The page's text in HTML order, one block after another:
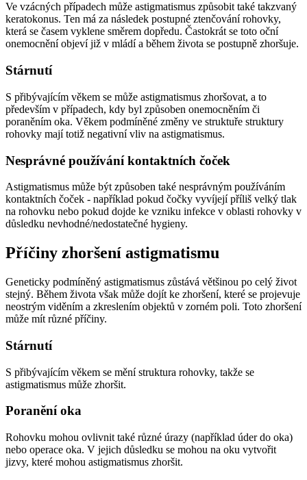
Ve vzácných případech může astigmatismus způsobit také takzvaný
keratokonus. Ten má za následek postupné ztenčování rohovky,
která se časem vyklene směrem dopředu. Častokrát se toto oční
onemocnění objeví již v mládí a během života se postupně zhoršuje.
Stárnutí
S přibývajícím věkem se může astigmatismus zhoršovat, a to
především v případech, kdy byl způsoben onemocněním či
poraněním oka. Věkem podmíněné změny ve struktuře struktury
rohovky mají totiž negativní vliv na astigmatismus.
Nesprávné používání kontaktních čoček
Astigmatismus může být způsoben také nesprávným používáním
kontaktních čoček - například pokud čočky vyvíjejí příliš velký tlak
na rohovku nebo pokud dojde ke vzniku infekce v oblasti rohovky v
důsledku nevhodné/nedostatečné hygieny.
Příčiny zhoršení astigmatismu
Geneticky podmíněný astigmatismus zůstává většinou po celý život
stejný. Během života však může dojít ke zhoršení, které se projevuje
neostrým viděním a zkreslením objektů v zorném poli. Toto zhoršení
může mít různé příčiny.
Stárnutí
S přibývajícím věkem se mění struktura rohovky, takže se
astigmatismus může zhoršit.
Poranění oka
Rohovku mohou ovlivnit také různé úrazy (například úder do oka)
nebo operace oka. V jejich důsledku se mohou na oku vytvořit
jizvy, které mohou astigmatismus zhoršit.